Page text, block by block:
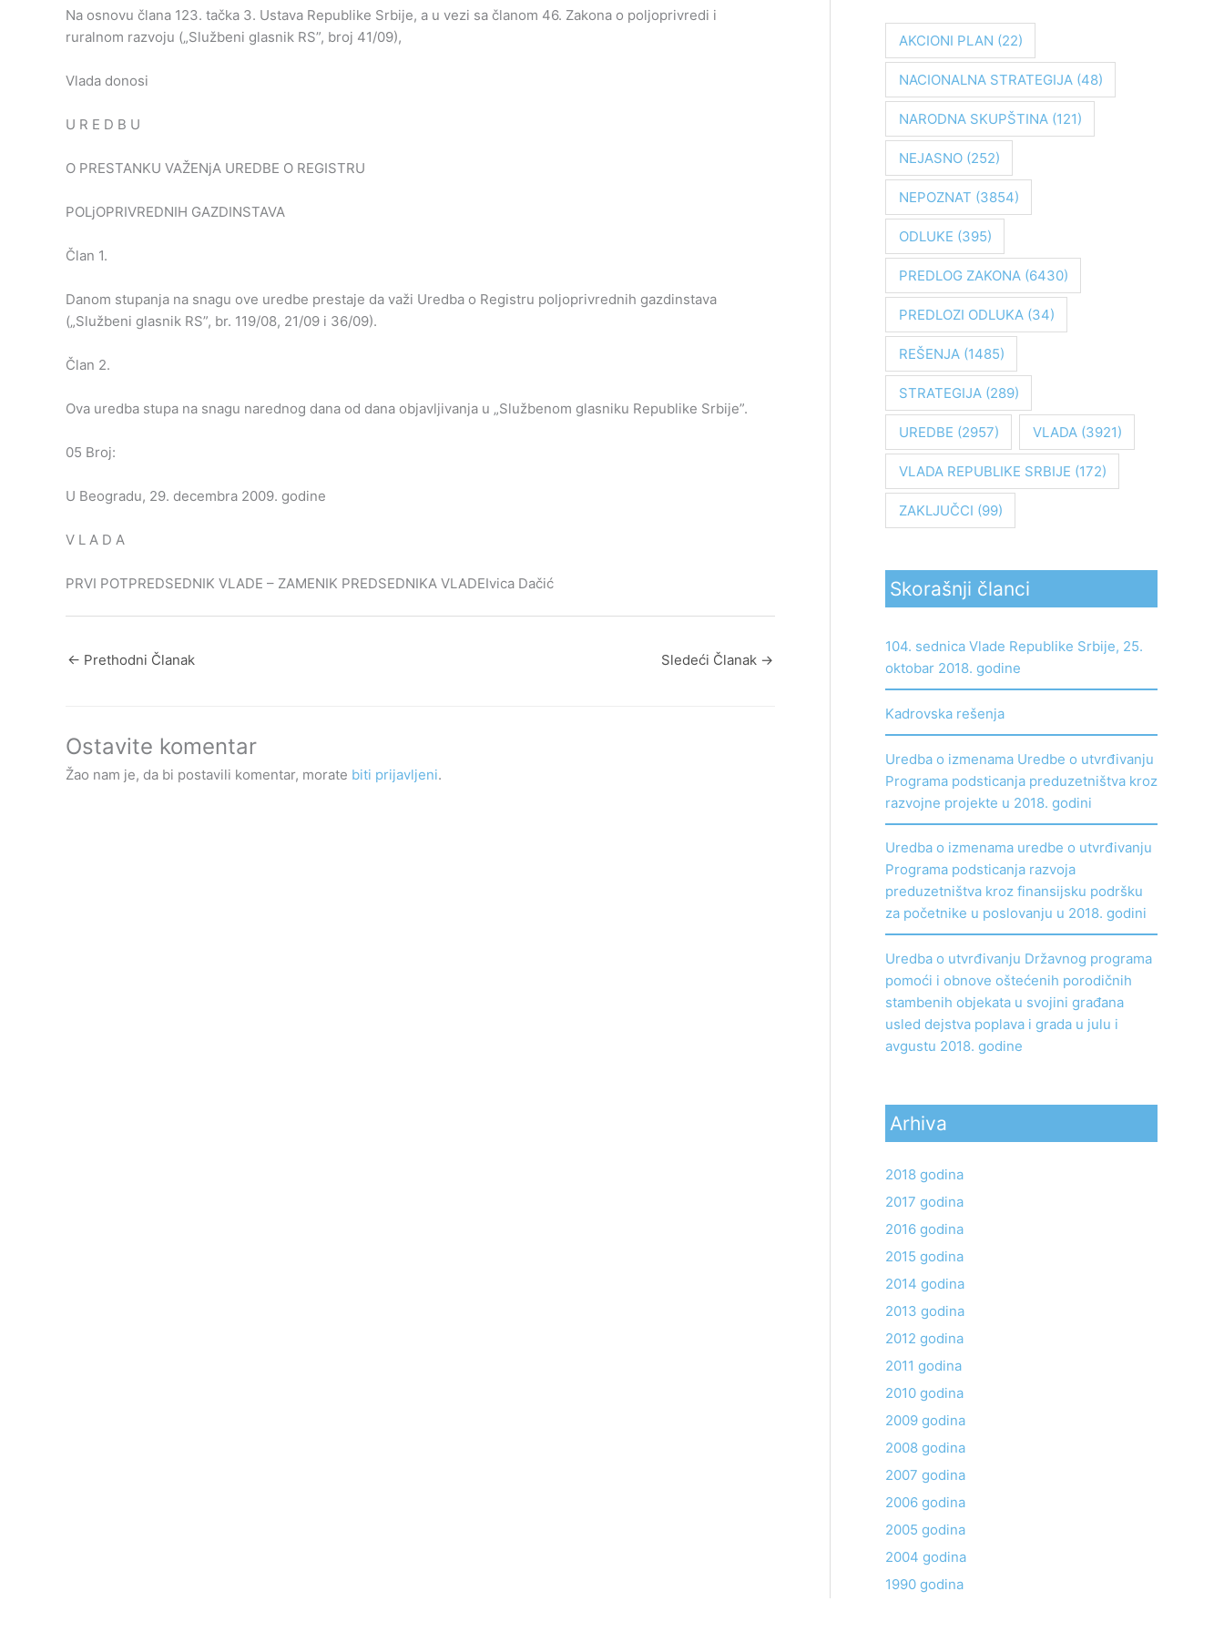
Na osnovu člana 123. tačka 3. Ustava Republike Srbije, a u vezi sa članom 46. Zakona o poljoprivredi i
ruralnom razvoju („Službeni glasnik RS”, broj 41/09),
Vlada donosi
U R E D B U
O PRESTANKU VAŽENjA UREDBE O REGISTRU
POLjOPRIVREDNIH GAZDINSTAVA
Član 1.
Danom stupanja na snagu ove uredbe prestaje da važi Uredba o Registru poljoprivrednih gazdinstava
(„Službeni glasnik RS”, br. 119/08, 21/09 i 36/09).
Član 2.
Ova uredba stupa na snagu narednog dana od dana objavljivanja u „Službenom glasniku Republike Srbije”.
05 Broj:
U Beogradu, 29. decembra 2009. godine
V L A D A
PRVI POTPREDSEDNIK VLADE – ZAMENIK PREDSEDNIKA VLADEIvica Dačić
← Prethodni Članak Sledeći Članak →
Ostavite komentar
Žao nam je, da bi postavili komentar, morate biti prijavljeni.
g
a
:
AKCIONI PLAN (22)
NACIONALNA STRATEGIJA(48)
NARODNA SKUPŠTINA(121)
NEJASNO(252)
NEPOZNAT (3854)
ODLUKE (395)
PREDLOG ZAKONA(6430)
PREDLOZI ODLUKA(34)
REŠENJA(1485)
STRATEGIJA(289)
UREDBE (2957) VLADA(3921)
VLADA REPUBLIKE SRBIJE (172)
ZAKLJUČCI (99)
Skorašnji članci
104. sednica Vlade Republike Srbije, 25.
oktobar 2018. godine
Kadrovska rešenja
Uredba o izmenama Uredbe o utvrđivanju
Programa podsticanja preduzetništva kroz
razvojne projekte u 2018. godini
Uredba o izmenama uredbe o utvrđivanju
Programa podsticanja razvoja
preduzetništva kroz finansijsku podršku
za početnike u poslovanju u 2018. godini
Uredba o utvrđivanju Državnog programa
pomoći i obnove oštećenih porodičnih
stambenih objekata u svojini građana
usled dejstva poplava i grada u julu i
avgustu 2018. godine
Arhiva
2018 godina
2017 godina
2016 godina
2015 godina
2014 godina
2013 godina
2012 godina
2011 godina
2010 godina
2009 godina
2008 godina
2007 godina
2006 godina
2005 godina
2004 godina
1990 godina